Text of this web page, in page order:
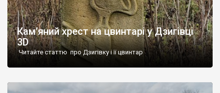
Кам’яний хрест на цвинтарі у Дзигівці
3D
Читайте статтю про Дзигівку і її цвинтар